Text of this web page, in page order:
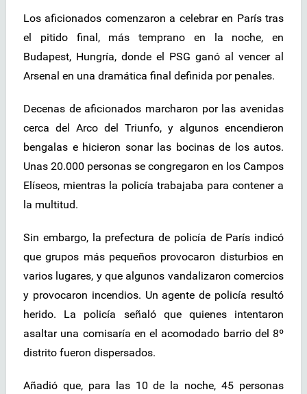
Los aficionados comenzaron a celebrar en París tras
el pitido final, más temprano en la noche, en
Budapest, Hungría, donde el PSG ganó al vencer al
Arsenal en una dramática final definida por penales.
Decenas de aficionados marcharon por las avenidas
cerca del Arco del Triunfo, y algunos encendieron
bengalas e hicieron sonar las bocinas de los autos.
Unas 20.000 personas se congregaron en los Campos
Elíseos, mientras la policía trabajaba para contener a
la multitud.
Sin embargo, la prefectura de policía de París indicó
que grupos más pequeños provocaron disturbios en
varios lugares, y que algunos vandalizaron comercios
y provocaron incendios. Un agente de policía resultó
herido. La policía señaló que quienes intentaron
asaltar una comisaría en el acomodado barrio del 8º
distrito fueron dispersados.
Añadió que, para las 10 de la noche, 45 personas